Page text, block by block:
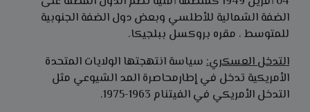
الضفة الشمالية للأطلسي وبعض دول الضفة الجنوبية
للمتوسط ، مقره بروكسل ببلجيكا.
التدخل العسكري: سياسة انتهجتها الولايات المتحدة
الأمريكية تدخل في إطارمحاصرة المد الشيوعي مثل
التدخل الأمريكي في الفيتنام 1963-1975.